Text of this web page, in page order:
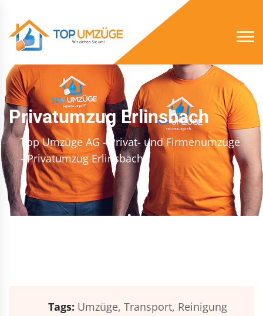
Privatumzug Erlinsbach
Top Umzüge AG - Privat- und Firmenumzüge
- Privatumzug Erlinsbach
Tags: Umzüge, Transport, Reinigung